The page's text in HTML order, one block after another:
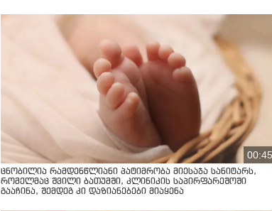
00:45
ცნობილია რამდენწლიანი პატიმრობა მიესაჯა სანიტარს,
რომელმაც შვილი ბათუმში, კლინიკის საპირფარეშოში
გააჩინა, შემდეგ კი დაზიანებები მიაყენა